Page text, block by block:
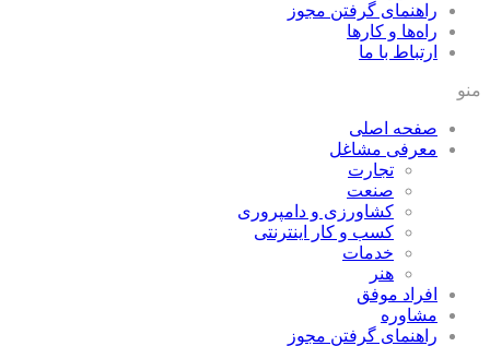
راهنمای گرفتن مجوز
راه‌ها و كارها
ارتباط با ما
منو
صفحه اصلی
معرفی مشاغل
تجارت
صنعت
كشاورزی و دامپروری
كسب و كار اينترنتی
خدمات
هنر
افراد موفق
مشاوره
راهنمای گرفتن مجوز